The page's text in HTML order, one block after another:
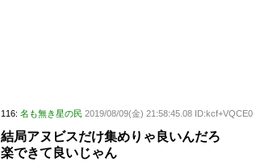
116: 名も無き星の民 2019/08/09(金) 21:58:45.08 ID:kcf+VQCE0
結局アヌビスだけ集めりゃ良いんだろ
楽できて良いじゃん